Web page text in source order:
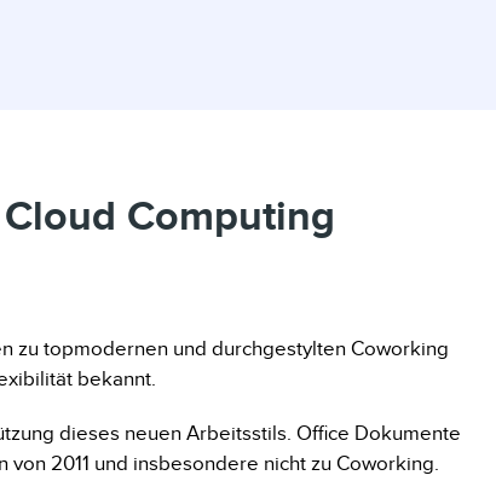
Computing
zu topmodernen und durchgestylten Coworking
bekannt.
dieses neuen Arbeitsstils. Office Dokumente
2011 und insbesondere nicht zu Coworking.